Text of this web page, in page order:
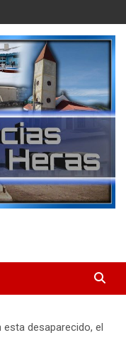
desaparecido, el